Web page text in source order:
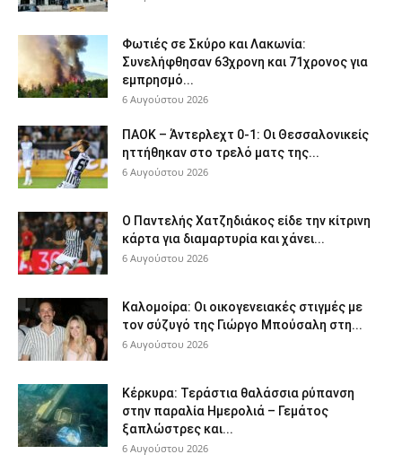
Φωτιές σε Σκύρο και Λακωνία:
Συνελήφθησαν 63χρονη και 71χρονος για
εμπρησμό...
6 Αυγούστου 2026
ΠΑΟΚ – Άντερλεχτ 0-1: Οι Θεσσαλονικείς
ηττήθηκαν στο τρελό ματς της...
6 Αυγούστου 2026
Ο Παντελής Χατζηδιάκος είδε την κίτρινη
κάρτα για διαμαρτυρία και χάνει...
6 Αυγούστου 2026
Καλομοίρα: Οι οικογενειακές στιγμές με
τον σύζυγό της Γιώργο Μπούσαλη στη...
6 Αυγούστου 2026
Κέρκυρα: Τεράστια θαλάσσια ρύπανση
στην παραλία Ημερολιά – Γεμάτος
ξαπλώστρες και...
6 Αυγούστου 2026